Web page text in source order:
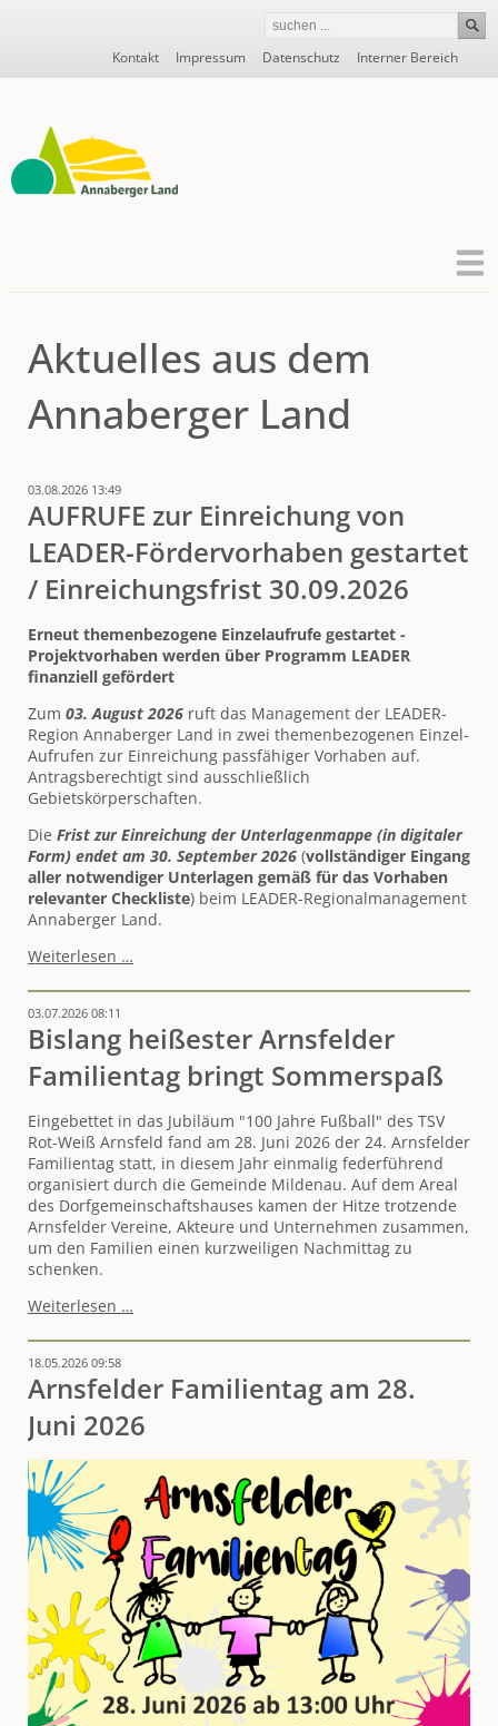
Navigation
überspringen
Kontakt Impressum Datenschutz Interner Bereich
Aktuelles aus dem
Annaberger Land
03.08.2026 13:49
AUFRUFE zur Einreichung von
LEADER-Fördervorhaben gestartet
/ Einreichungsfrist 30.09.2026
Erneut themenbezogene Einzelaufrufe gestartet -
Projektvorhaben werden über Programm LEADER
finanziell gefördert
Zum 03. August2026 ruft das Management der LEADER-
Region Annaberger Land in zwei themenbezogenen Einzel-
Aufrufen zur Einreichung passfähiger Vorhaben auf.
Antragsberechtigt sind ausschließlich
Gebietskörperschaften.
Die Frist zur Einreichung der Unterlagenmappe (in digitaler
Form) endet am 30. September 2026 (vollständiger Eingang
aller notwendiger Unterlagen gemäß für das Vorhaben
relevanter Checkliste) beim LEADER-Regionalmanagement
Annaberger Land.
Weiterlesen …
Einreichung
LEADER-
Fördervorhaben
gestartet
Einreichungsfrist
30.09.2026
03.07.2026 08:11
Bislang heißester Arnsfelder
Familientag bringt Sommerspaß
Eingebettet in das Jubiläum "100 Jahre Fußball" des TSV
Rot-Weiß Arnsfeld fand am 28. Juni 2026 der 24. Arnsfelder
Familientag statt, in diesem Jahr einmalig federführend
organisiert durch die Gemeinde Mildenau. Auf dem Areal
des Dorfgemeinschaftshauses kamen der Hitze trotzende
Arnsfelder Vereine, Akteure und Unternehmen zusammen,
um den Familien einen kurzweiligen Nachmittag zu
schenken.
Weiterlesen …
Arnsfelder
bringt
18.05.2026 09:58
Arnsfelder Familientag am 28.
Juni 2026